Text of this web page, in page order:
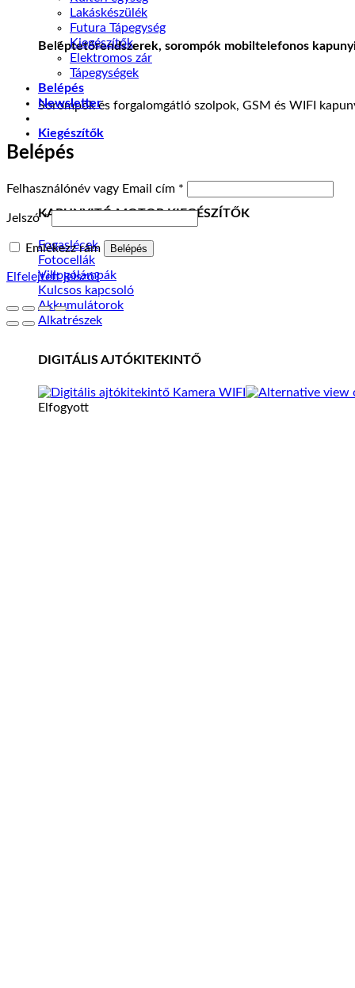
Beléptetőrendszerek, sorompók mobiltelefonos
Sorompók és forgalomgátló szolpok, GSM és WIFI
Kiegészítők
KAPUNYITÓ MOTOR KIEGÉSZÍTŐK
Fogaslécek
Fotocellák
Villogólámpák
Kulcsos kapcsoló
Akkumulátorok
Alkatrészek
DIGITÁLIS AJTÓKITEKINTŐ
Elfogyott
Lakáskészülék
Futura Tápegység
Kiegészítők
Elektromos zár
Tápegységek
Belépés
Newsletter
Belépés
Felhasználónév vagy Email cím *
Jelszó*Kötelező
Emlékezz rám Belépés
Elfelejtett jelszó?